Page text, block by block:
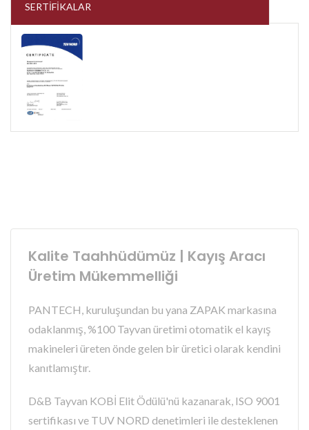
SERTIFIKALAR
Kalite Taahhüdümüz | Kayış Aracı
Üretim Mükemmelliği
PANTECH, kuruluşundan bu yana ZAPAK markasına
odaklanmış, %100 Tayvan üretimi otomatik el kayış
makineleri üreten önde gelen bir üretici olarak kendini
kanıtlamıştır.
D&B Tayvan KOBİ Elit Ödülü'nü kazanarak, ISO 9001
sertifikası ve TUV NORD denetimleri ile desteklenen